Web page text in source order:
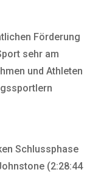
Förderung
sehr am
und Athleten
Schlussphase
(2:28:44